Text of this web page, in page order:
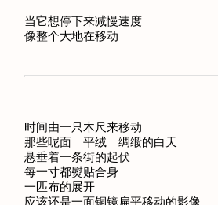
当它想停下来减慢速度
时间由一只木尺来移动
那些呢面　平绒　绸缎的白天
悬垂着一条街的起伏
每一寸都熨贴合身
一匹布的展开
应该还是一面铜镜扁平移动的影像